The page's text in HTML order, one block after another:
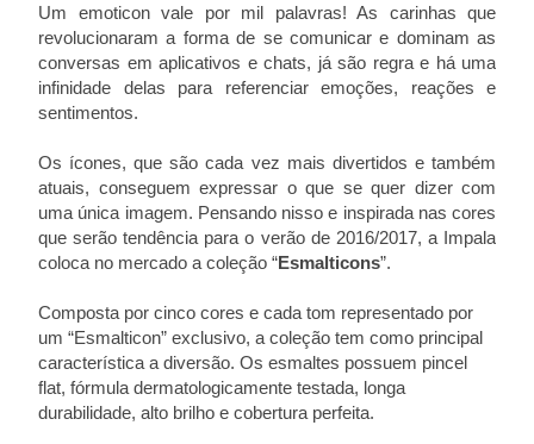
Um emoticon vale por mil palavras! As carinhas que
revolucionaram a forma de se comunicar e dominam as
conversas em aplicativos e chats, já são regra e há uma
infinidade delas para referenciar emoções, reações e
sentimentos.
Os ícones, que são cada vez mais divertidos e também
atuais, conseguem expressar o que se quer dizer com
uma única imagem. Pensando nisso e inspirada nas cores
que serão tendência para o verão de 2016/2017, a Impala
coloca no mercado a coleção “Esmalticons”.
Composta por cinco cores e cada tom representado por
um “Esmalticon” exclusivo, a coleção tem como principal
característica a diversão. Os esmaltes possuem pincel
flat, fórmula dermatologicamente testada, longa
durabilidade, alto brilho e cobertura perfeita.